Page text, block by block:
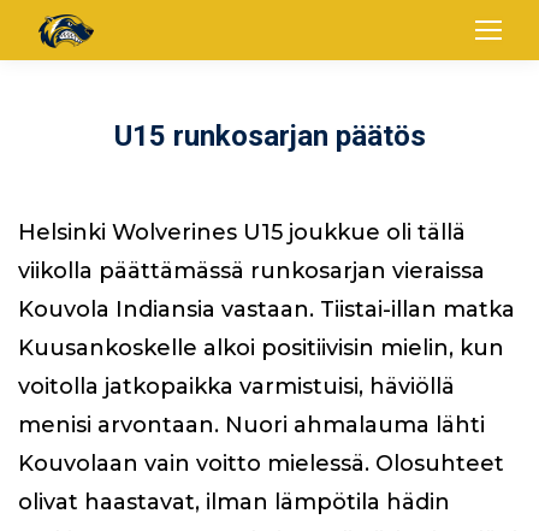
U15 runkosarjan päätös
Helsinki Wolverines U15 joukkue oli tällä
viikolla päättämässä runkosarjan vieraissa
Kouvola Indiansia vastaan. Tiistai-illan matka
Kuusankoskelle alkoi positiivisin mielin, kun
voitolla jatkopaikka varmistuisi, häviöllä
menisi arvontaan. Nuori ahmalauma lähti
Kouvolaan vain voitto mielessä. Olosuhteet
olivat haastavat, ilman lämpötila hädin